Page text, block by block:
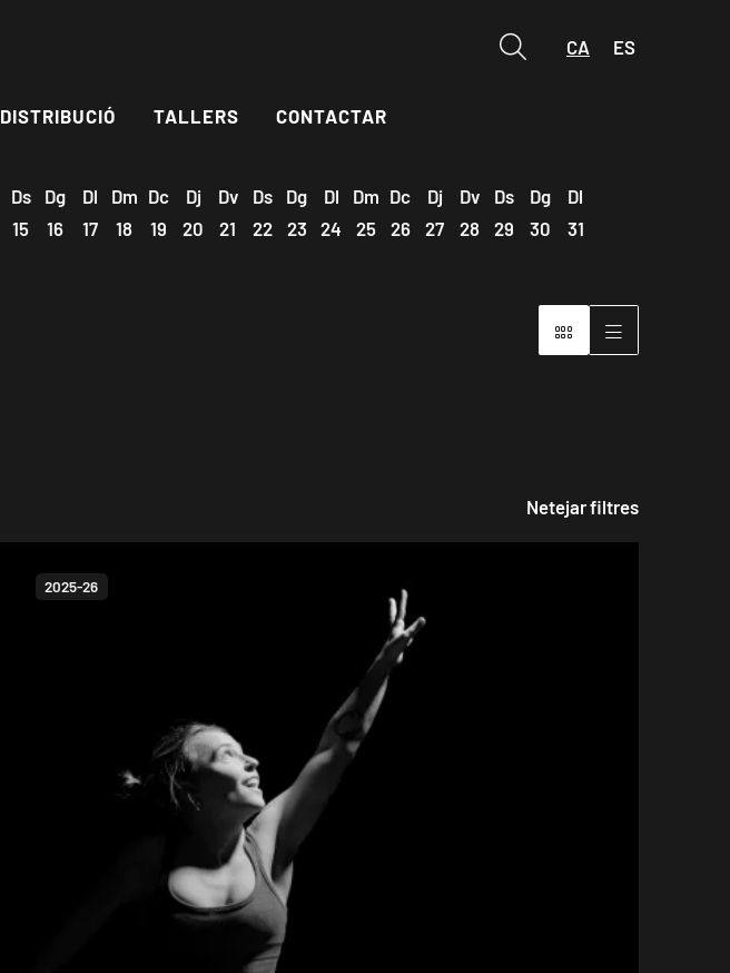
CA ES
DISTRIBUCIÓ TALLERS CONTACTAR
Ds
15
Dg
16
Dl
17
Dm
18
Dc
19
Dj
20
Dv
21
Ds
22
Dg
23
Dl
24
Dm
25
Dc
26
Dj
27
Dv
28
Ds
29
Dg
30
Dl
31
Netejar filtres
2025-26